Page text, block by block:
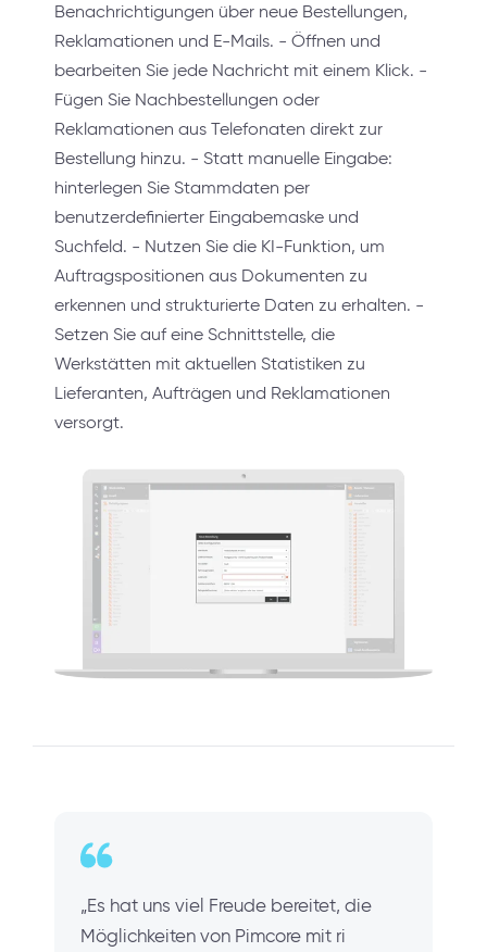
Benachrichtigungen über neue Bestellungen,
Reklamationen und E-Mails. - Öffnen und
bearbeiten Sie jede Nachricht mit einem Klick. -
Fügen Sie Nachbestellungen oder
Reklamationen aus Telefonaten direkt zur
Bestellung hinzu. - Statt manuelle Eingabe:
hinterlegen Sie Stammdaten per
benutzerdefinierter Eingabemaske und
Suchfeld. - Nutzen Sie die KI-Funktion, um
Auftragspositionen aus Dokumenten zu
erkennen und strukturierte Daten zu erhalten. -
Setzen Sie auf eine Schnittstelle, die
Werkstätten mit aktuellen Statistiken zu
Lieferanten, Aufträgen und Reklamationen
versorgt.
„Es hat uns viel Freude bereitet, die
Möglichkeiten von Pimcore mit ri